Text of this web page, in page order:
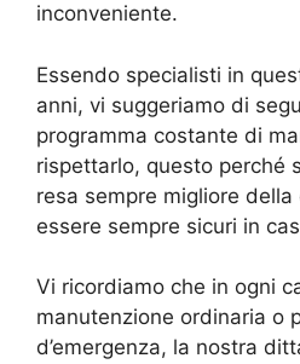
inconveniente.
Essendo specialisti in
anni, vi suggeriamo di
programma costante di
rispettarlo, questo perché
resa sempre migliore
essere sempre sicuri in
Vi ricordiamo che in ogni
manutenzione ordinaria o
d’emergenza, la nostra